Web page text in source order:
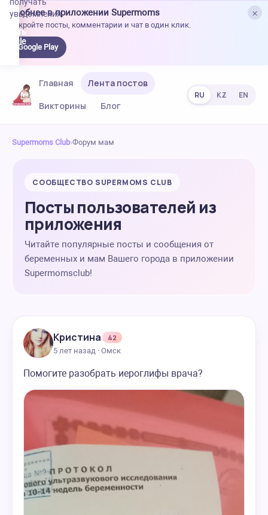
×
Удобнее в приложении Supermoms
Откройте посты, комментарии и чат в один клик.
Google Play
уведомления.
Главная
Лента постов
Викторины
Блог
RU KZ EN
Supermoms Club›Форум мам
СООБЩЕСТВО SUPERMOMS CLUB
Посты пользователей из
приложения
Читайте популярные посты и сообщения от
беременных и мам Вашего города в приложении
Supermomsclub!
Кристина
42
5 лет назад · Омск
Помогите разобрать иероглифы врача?